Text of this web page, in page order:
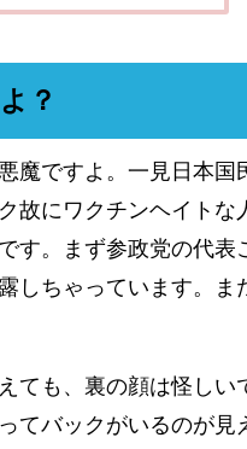
？
魔ですよ。一見日本国
故にワクチンヘイトな
す。まず参政党の代表
しちゃっています。ま
ても、裏の顔は怪しい
てバックがいるのが見